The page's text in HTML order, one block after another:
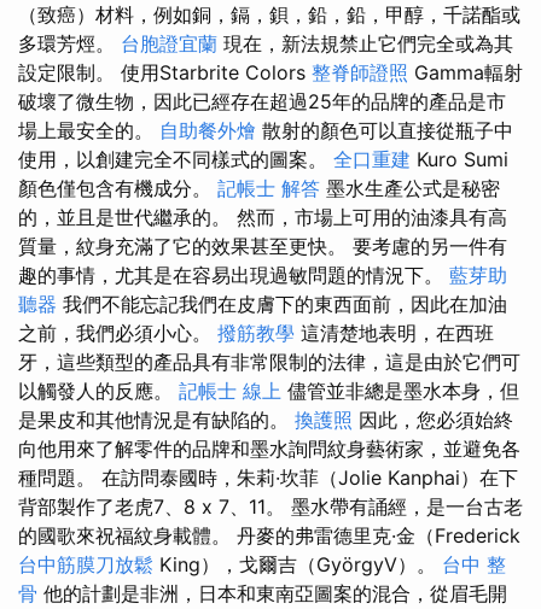
（致癌）材料，例如銅，鎘，鋇，鉛，鉛，甲醇，千諾酯或
多環芳烴。 台胞證宜蘭 現在，新法規禁止它們完全或為其
設定限制。 使用Starbrite Colors 整脊師證照 Gamma輻射
破壞了微生物，因此已經存在超過25年的品牌的產品是市
場上最安全的。 自助餐外燴 散射的顏色可以直接從瓶子中
使用，以創建完全不同樣式的圖案。 全口重建 Kuro Sumi
顏色僅包含有機成分。 記帳士 解答 墨水生產公式是秘密
的，並且是世代繼承的。 然而，市場上可用的油漆具有高
質量，紋身充滿了它的效果甚至更快。 要考慮的另一件有
趣的事情，尤其是在容易出現過敏問題的情況下。 藍芽助
聽器 我們不能忘記我們在皮膚下的東西面前，因此在加油
之前，我們必須小心。 撥筋教學 這清楚地表明，在西班
牙，這些類型的產品具有非常限制的法律，這是由於它們可
以觸發人的反應。 記帳士 線上 儘管並非總是墨水本身，但
是果皮和其他情況是有缺陷的。 換護照 因此，您必須始終
向他用來了解零件的品牌和墨水詢問紋身藝術家，並避免各
種問題。 在訪問泰國時，朱莉·坎菲（Jolie Kanphai）在下
背部製作了老虎7、8 x 7、11。 墨水帶有誦經，是一台古老
的國歌來祝福紋身載體。 丹麥的弗雷德里克·金（Frederick
台中筋膜刀放鬆 King），戈爾吉（GyörgyV）。 台中 整
骨 他的計劃是非洲，日本和東南亞圖案的混合，從眉毛開